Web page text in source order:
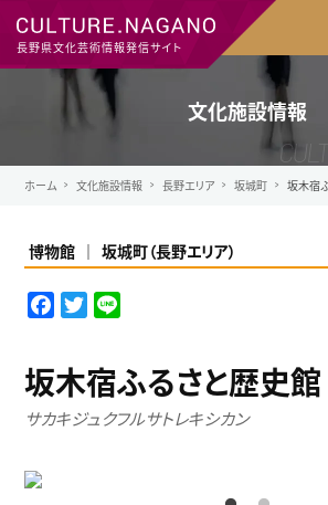
長野県文化芸術情報発信サイト
文化施設情報
ホーム 文化施設情報 長野エリア 坂城町 坂木宿
博物館 坂城町（長野エリア）
F
e
b
T
t
t
e
坂木宿ふるさと歴史館
サカキジュクフルサトレキシカン